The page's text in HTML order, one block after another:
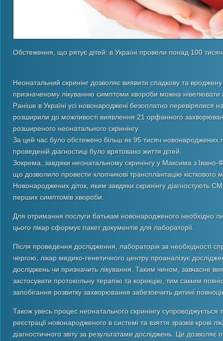
Обстеження, що рятує дітей: в Україні провели понад 100
Неонатальний скринінг дозволяє виявити спадкову та
призначеному лікуванню симптоми хвороби можна нівелювати
Раніше в Україні усі новонароджені безоплатно перевірялися
розширили до можливості виявлення 21 орфанного
розширеного неонатального скринінгу.
За цей час було обстежено більш як 95 тисяч новонароджених
проведеній діагностиці було врятовано життя дітей.
Зокрема, завдяки неонатальному скринінгу у Максима з
що дозволило провести хлопчикові трансплантацію кісткового
Новонароджених діток, яким завдяки скринінгу діагностують
перших симптомів хвороби.
Для отримання послуги батькам новонародженого необхідно
цього лікар сформує пакет документів для лабораторії.
Після проведення дослідження, лабораторія за необхідності
чергою, лікар медико-генетичного центру проаналізує
досліджень чи призначить лікування. Таким чином, завчасне
застосувати протокольну терапію та корекцію, тим самим
запобігання розвитку захворювання забезпечить дитині
Також увесь процес неонатального скринінгу супроводжується
реєстрації новонародженого в системі та взяття зразків
діагностичного звіту за результатами досліджень. Це